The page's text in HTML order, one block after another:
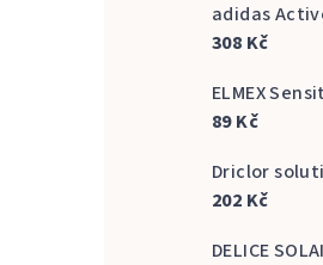
308 Kč
89 Kč
Driclor
202 Kč